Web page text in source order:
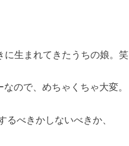
に生まれてきたうちの娘。笑
ので、めちゃくちゃ大変。
るべきかしないべきか、